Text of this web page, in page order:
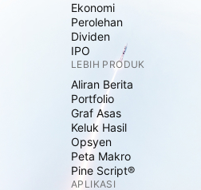
Ekonomi
Perolehan
Dividen
IPO
LEBIH PRODUK
Aliran Berita
Portfolio
Graf Asas
Keluk Hasil
Opsyen
Peta Makro
Pine Script®
APLIKASI